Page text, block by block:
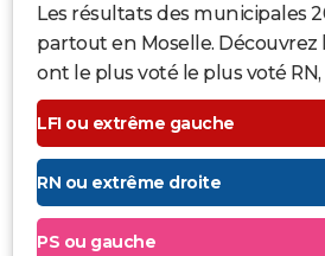
Les résultats des municipales
partout en Moselle.
ont le plus voté le plus voté RN,
LFI ou extrême gauche
RN ou extrême droite
PS ou gauche